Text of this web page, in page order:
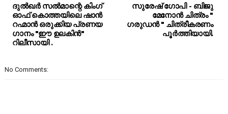
സുരേഷ് ഗോപി - ബിജു
മേനോൻ ചിത്രം "
ഗരുഡൻ " ചിത്രീകരണം
പൂർത്തിയായി.
ദുൽഖർ സൽമാന്റെ കിംഗ്
ഓഫ് കൊത്തയിലെ ഷാൻ
റഹ്മാൻ ഒരുക്കിയ പ്രണയ
ഗാനം "ഈ ഉലകിൻ"
റിലീസായി .
No Comments: